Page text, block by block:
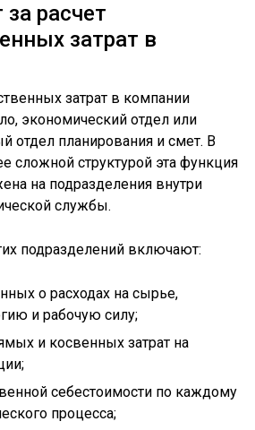
за расчет
затрат в
затрат в компании
экономический отдел или
отдел планирования и смет. В
сложной структурой эта функция
на подразделения внутри
службы.
подразделений включают:
о расходах на сырье,
и рабочую силу;
и косвенных затрат на
себестоимости по каждому
процесса;